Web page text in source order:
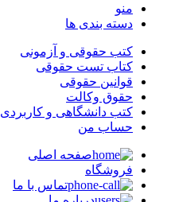
منو
دسته بندی ها
کتب حقوقی و آزمونی
کتاب تست حقوقی
قوانین حقوقی
حقوق وکالت
کتب دانشگاهی و کاربردی
حساب من
صفحه اصلی
فروشگاه
تماس با ما